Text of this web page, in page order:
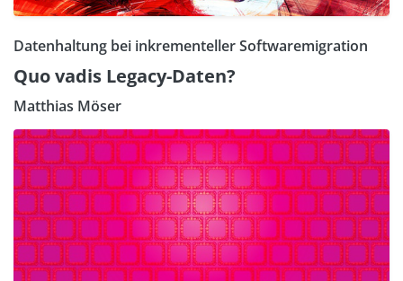
Datenhaltung bei inkrementeller Softwaremigration
Quo vadis Legacy-Daten?
Matthias Möser